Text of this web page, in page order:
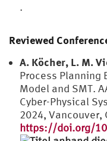
.
Reviewed
A. Köcher, L. M.
Process Planning
Model and SMT.
Cyber-Physical
2024, Vancouver,
https://doi.org/